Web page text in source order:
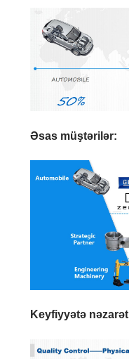
Əsas müştərilər:
Keyfiyyətə nəzarət